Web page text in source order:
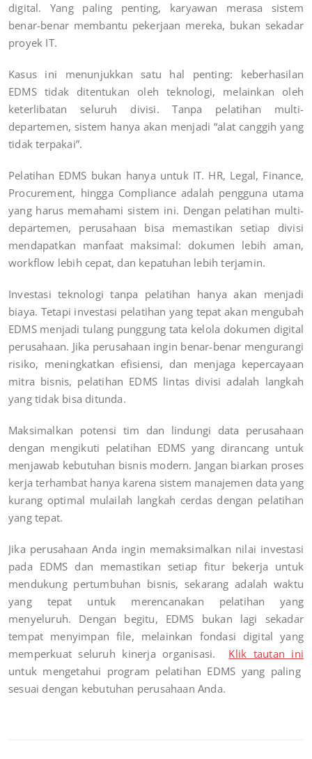
digital. Yang paling penting, karyawan merasa sistem
benar-benar membantu pekerjaan mereka, bukan sekadar
proyek IT.
Kasus ini menunjukkan satu hal penting: keberhasilan
EDMS tidak ditentukan oleh teknologi, melainkan oleh
keterlibatan seluruh divisi. Tanpa pelatihan multi-
departemen, sistem hanya akan menjadi “alat canggih yang
tidak terpakai”.
Pelatihan EDMS bukan hanya untuk IT. HR, Legal, Finance,
Procurement, hingga Compliance adalah pengguna utama
yang harus memahami sistem ini. Dengan pelatihan multi-
departemen, perusahaan bisa memastikan setiap divisi
mendapatkan manfaat maksimal: dokumen lebih aman,
workflow lebih cepat, dan kepatuhan lebih terjamin.
Investasi teknologi tanpa pelatihan hanya akan menjadi
biaya. Tetapi investasi pelatihan yang tepat akan mengubah
EDMS menjadi tulang punggung tata kelola dokumen digital
perusahaan. Jika perusahaan ingin benar-benar mengurangi
risiko, meningkatkan efisiensi, dan menjaga kepercayaan
mitra bisnis, pelatihan EDMS lintas divisi adalah langkah
yang tidak bisa ditunda.
Maksimalkan potensi tim dan lindungi data perusahaan
dengan mengikuti pelatihan EDMS yang dirancang untuk
menjawab kebutuhan bisnis modern. Jangan biarkan proses
kerja terhambat hanya karena sistem manajemen data yang
kurang optimal mulailah langkah cerdas dengan pelatihan
yang tepat.
Jika perusahaan Anda ingin memaksimalkan nilai investasi
pada EDMS dan memastikan setiap fitur bekerja untuk
mendukung pertumbuhan bisnis, sekarang adalah waktu
yang tepat untuk merencanakan pelatihan yang
menyeluruh. Dengan begitu, EDMS bukan lagi sekadar
tempat menyimpan file, melainkan fondasi digital yang
memperkuat seluruh kinerja organisasi.
Klik tautan ini
untuk mengetahui program pelatihan EDMS yang paling
sesuai dengan kebutuhan perusahaan Anda.